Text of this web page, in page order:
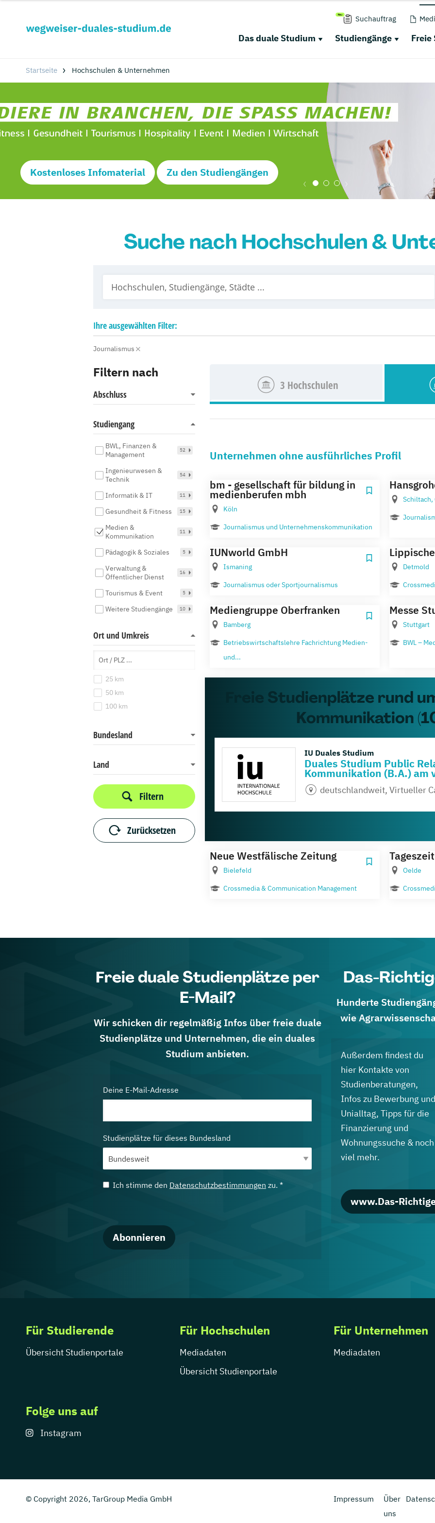
Suchauftrag
Das duale Studium Studiengänge Freie
Startseite Hochschulen & Unternehmen
Kostenloses Infomaterial Zu den Studiengängen
Suche nach Hochschulen &
Ihreausgewählten Filter:
Journalismus
Filtern nach
Abschluss
Studiengang
BWL, Finanzen &
Management
52
Ingenieurwesen &
Technik
54
Informatik & IT 11
Gesundheit & Fitness 15
Medien &
Kommunikation
11
Pädagogik & Soziales 5
Verwaltung &
Öffentlicher Dienst
16
Tourismus & Event 5
Weitere Studiengänge 10
Ort und Umkreis
25 km
50 km
100 km
Bundesland
Land
Filtern
Zurücksetzen
3 Hochschulen
Unternehmen ohne ausführliches Profil
bm - gesellschaft für bildung in
medienberufen mbh
Köln
Journalismus und Unternehmenskommunikation
Schiltach,
IUNworld GmbH
Ismaning
Journalismus oder Sportjournalismus
Detmold
Mediengruppe Oberfranken
Bamberg
Betriebswirtschaftslehre Fachrichtung Medien-
und...
Messe
Stuttgart
BWL –
Freie Studienplätze rund
Kommunikation
IU Duales Studium
Duales Studium Public
Kommunikation (B.A.) am
deutschlandweit, Virtueller
Neue Westfälische Zeitung
Bielefeld
Crossmedia & Communication Management
Oelde
Freie duale Studienplätze per
E-Mail?
Wir schicken dir regelmäßig Infos über freie duale
Studienplätze und Unternehmen, die ein duales
Studium anbieten.
Deine E-Mail-Adresse
Studienplätze für dieses Bundesland
Ich stimme den Datenschutzbestimmungen zu. *
Abonnieren
Das-
Hunderte
wie
Außerdem findest du
hier Kontakte von
Studienberatungen,
Infos zu Bewerbung und
Unialltag, Tipps für die
Finanzierung und
Wohnungssuche & noch
viel mehr.
www.Das-
Für Studierende
Übersicht Studienportale
Für Hochschulen
Mediadaten
Übersicht Studienportale
Für Unternehmen
Mediadaten
Folge uns auf
Instagram
© Copyright 2026, TarGroup Media GmbH Impressum
Über
uns